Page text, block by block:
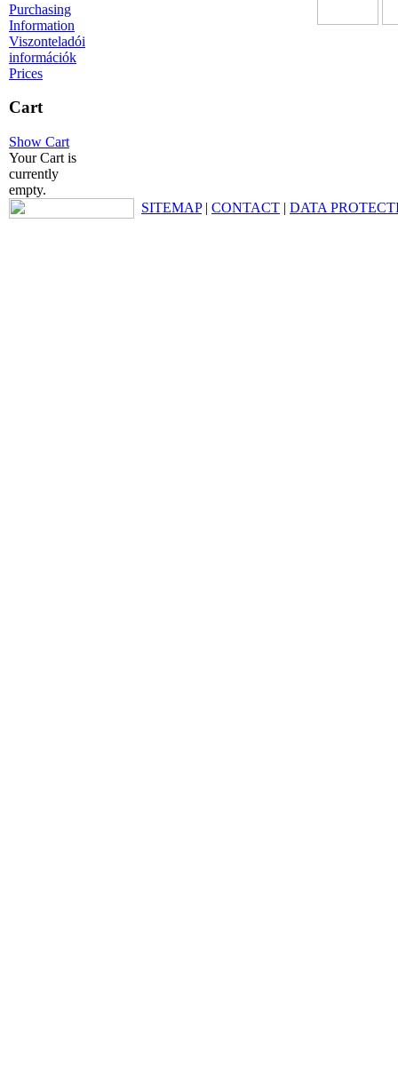
Purchasing
Information
Viszonteladói
információk
Prices
Cart
Show Cart
Your Cart is
currently
empty.
SITEMAP| CONTACT | DATA